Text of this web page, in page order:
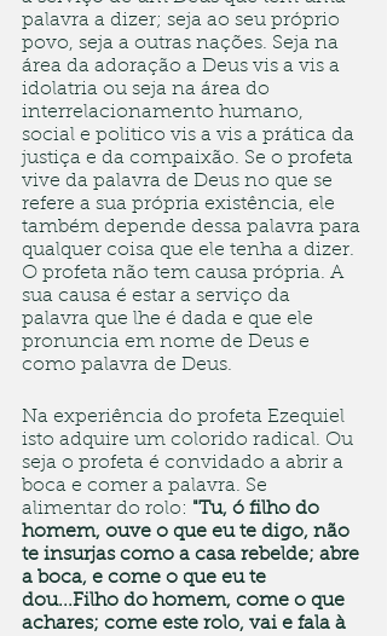
palavra a dizer; seja ao seu próprio
povo, seja a outras nações. Seja na
área da adoração a Deus vis a vis a
idolatria ou seja na área do
interrelacionamento humano,
social e politico vis a vis a prática da
justiça e da compaixão. Se o profeta
vive da palavra de Deus no que se
refere a sua própria existência, ele
também depende dessa palavra para
qualquer coisa que ele tenha a dizer.
O profeta não tem causa própria. A
sua causa é estar a serviço da
palavra que lhe é dada e que ele
pronuncia em nome de Deus e
como palavra de Deus.
Na experiência do profeta Ezequiel
isto adquire um colorido radical. Ou
seja o profeta é convidado a abrir a
boca e comer a palavra. Se
alimentar do rolo: "Tu, ó filho do
homem, ouve o que eu te digo, não
te insurjas como a casa rebelde; abre
a boca, e come o que eu te
dou...Filho do homem, come o que
achares; come este rolo, vai e fala à